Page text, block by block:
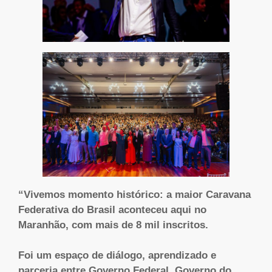
“Vivemos momento histórico: a maior Caravana
Federativa do Brasil aconteceu aqui no
Maranhão, com mais de 8 mil inscritos.
Foi um espaço de diálogo, aprendizado e